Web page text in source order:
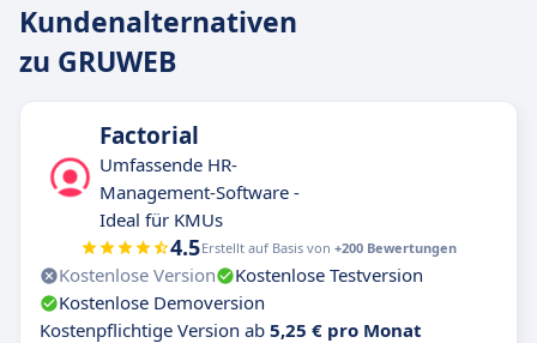
Kundenalternativen
zu GRUWEB
Factorial
Umfassende HR-
Management-Software -
Ideal für KMUs
4.5Erstellt auf Basis von +200 Bewertungen
Kostenlose Version
Kostenlose Testversion
Kostenlose Demoversion
Kostenpflichtige Version ab 5,25 € pro Monat